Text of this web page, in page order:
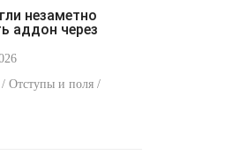
аддон через
Отступы и поля /